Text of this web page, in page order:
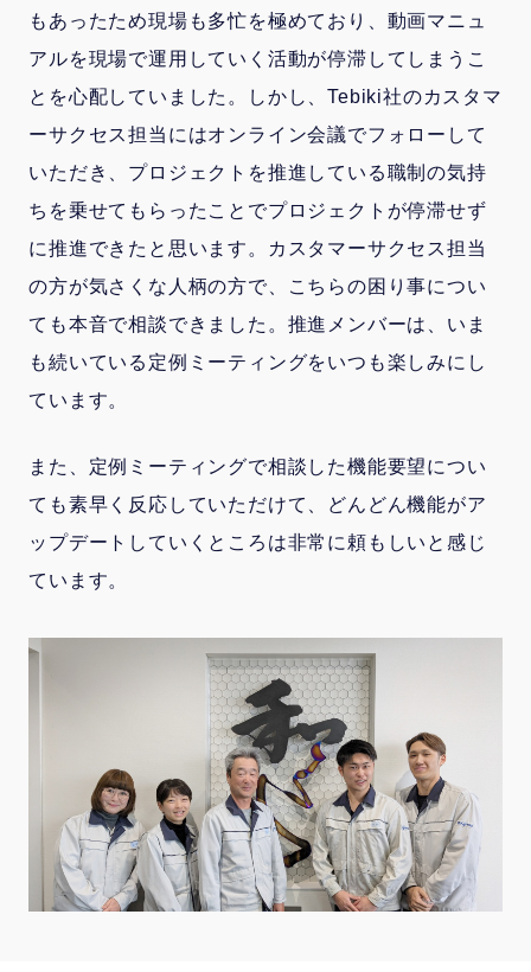
もあったため現場も多忙を極めており、動画マニュ
アルを現場で運用していく活動が停滞してしまうこ
とを心配していました。しかし、Tebiki社のカスタマ
ーサクセス担当にはオンライン会議でフォローして
いただき、プロジェクトを推進している職制の気持
ちを乗せてもらったことでプロジェクトが停滞せず
に推進できたと思います。カスタマーサクセス担当
の方が気さくな人柄の方で、こちらの困り事につい
ても本音で相談できました。推進メンバーは、いま
も続いている定例ミーティングをいつも楽しみにし
ています。
また、定例ミーティングで相談した機能要望につい
ても素早く反応していただけて、どんどん機能がア
ップデートしていくところは非常に頼もしいと感じ
ています。